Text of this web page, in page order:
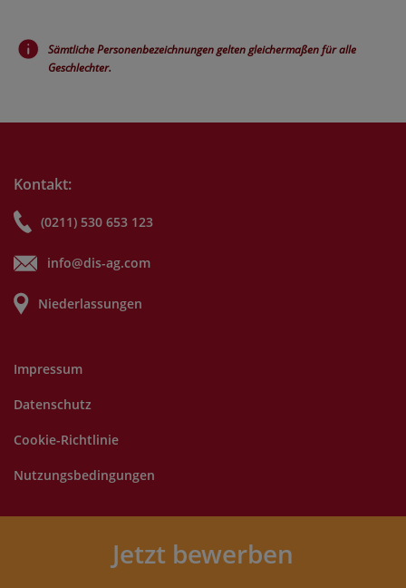
Jetzt bewerben
Sämtliche Personenbezeichnungen gelten gleichermaßen für alle
Geschlechter.
Kontakt:
(0211) 530 653 123
info@dis-ag.com
Niederlassungen
Impressum
Datenschutz
Cookie-Richtlinie
Nutzungsbedingungen
2025 DIS AG. Alle Rechte vorbehalten.